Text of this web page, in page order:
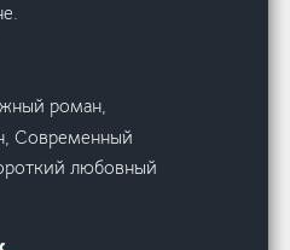
роман,
Современный
любовный